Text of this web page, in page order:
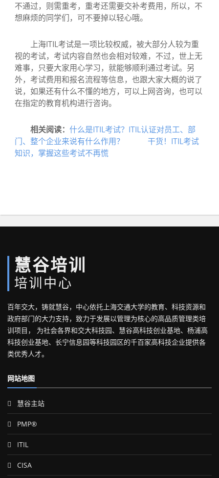
不通过，则需重考，重考还需要交补考费用，所以，不
想麻烦的同学们，可不要掉以轻心哦。
上海ITIL考试是一项比较权威，被大部分人较为重
视的考试，考试内容自然也会相对较难，不过，世上无
难事，只要大家用心学习，就能够顺利通过考试。另
外，考试费用和报名流程等信息，也跟大家大概的说了
说，如果还有什么不懂的地方，可以上网咨询，也可以
在指定的教育机构进行咨询。
相关阅读： 什么是ITIL考试？ITIL认证对员工、部
门、整个企业来说有什么作用？
干货！ITIL考试
知识，掌握这些考试不再慌
慧谷培训
培训中心
百年交大，铸就慧谷，中心依托上海交通大学的教育、科技资源和
政府部门的大力支持，致力于发展以管理为核心的高品质管理类培
训项目， 为社会各界和交大科技园、慧谷高科技创业基地、杨浦高
科技创业基地、长宁信息园等科技园区的千百家高科技企业提供各
类优秀人才。
网站地图
慧谷主站
PMP®
ITIL
CISA